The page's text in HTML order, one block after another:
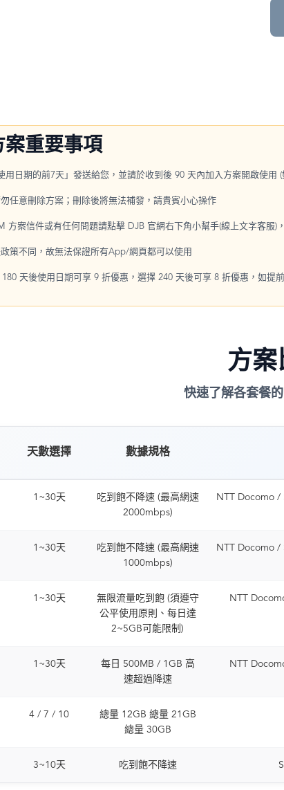
案重要事項
用日期的前7天」發送給您，並請於收到後 90 天內加入方案開啟使用
任意刪除方案；刪除後將無法補發，請貴賓小心操作
方案信件或有任何問題請點擊 DJB 官網右下角小幫手(線上文字客服)
策不同，故無法保證所有App/網頁都可以使用
天後使用日期可享 9 折優惠，選擇 240 天後可享 8 折優惠，如提
方
快速了解各套餐
天數選擇 數據規格
1~30天
吃到飽不降速 (最高網速
2000mbps)
NTT Docomo
1~30天
吃到飽不降速 (最高網速
1000mbps)
NTT Docomo
1~30天
無限流量吃到飽 (須遵守
公平使用原則、每日達
2~5GB可能限制)
NTT
1~30天
每日 500MB / 1GB 高
速超過降速
NTT
4 / 7 / 10
總量 12GB 總量 21GB
總量 30GB
3~10天 吃到飽不降速